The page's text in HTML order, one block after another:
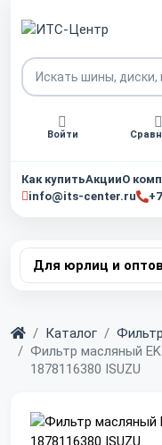
Войти
Как купитьАкцииО
info@its-center.ru
Для юрлиц и
Главная
Каталог
Фильтр масляный
1878116380 ISUZU